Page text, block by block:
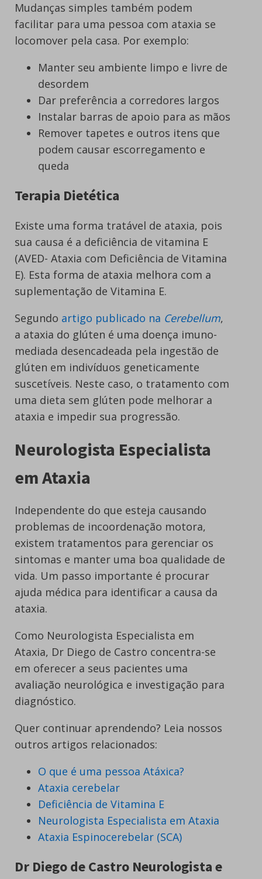
Mudanças simples também podem
facilitar para uma pessoa com ataxia se
locomover pela casa. Por exemplo:
Manter seu ambiente limpo e livre de
desordem
Dar preferência a corredores largos
Instalar barras de apoio para as mãos
Remover tapetes e outros itens que
podem causar escorregamento e
queda
Terapia Dietética
Existe uma forma tratável de ataxia, pois
sua causa é a deficiência de vitamina E
(AVED- Ataxia com Deficiência de Vitamina
E). Esta forma de ataxia melhora com a
suplementação de Vitamina E.
Segundo artigo publicado na Cerebellum,
a ataxia do glúten é uma doença imuno-
mediada desencadeada pela ingestão de
glúten em indivíduos geneticamente
suscetíveis. Neste caso, o tratamento com
uma dieta sem glúten pode melhorar a
ataxia e impedir sua progressão.
Neurologista Especialista
em Ataxia
Independente do que esteja causando
problemas de incoordenação motora,
existem tratamentos para gerenciar os
sintomas e manter uma boa qualidade de
vida. Um passo importante é procurar
ajuda médica para identificar a causa da
ataxia.
Como Neurologista Especialista em
Ataxia, Dr Diego de Castro concentra-se
em oferecer a seus pacientes uma
avaliação neurológica e investigação para
diagnóstico.
Quer continuar aprendendo? Leia nossos
outros artigos relacionados:
O que é uma pessoa Atáxica?
Ataxia cerebelar
Deficiência de Vitamina E
Neurologista Especialista em Ataxia
Ataxia Espinocerebelar (SCA)
Dr Diego de Castro Neurologista e